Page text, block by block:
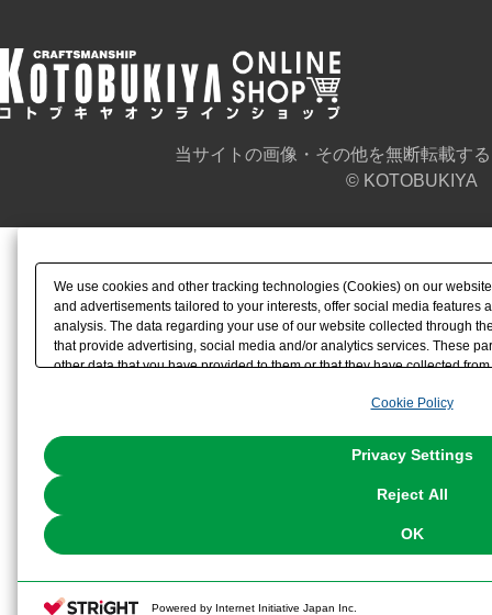
当サイトの画像・その他を無断転載す
© KOTOBUKIYA
We use cookies and other tracking technologies (Cookies) on our
and advertisements tailored to your interests, offer social media features
analysis. The data regarding your use of our website collected through
that provide advertising, social media and/or analytics services. These
other data that you have provided to them or that they have collected
the use of all Cookies except for Strictly Necessary Cookies, please
You can change your consent or rejection settings at any time via
Cookie Policy
Privacy Settings
Reject All
OK
Powered by Internet Initiative Japan Inc.